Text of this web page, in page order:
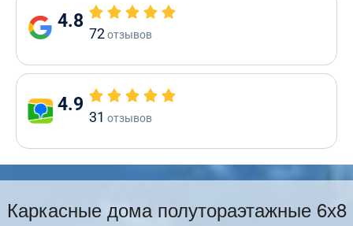
4.8
72отзывов
4.9
31 отзывов
Каркасные дома полутораэтажные 6х8